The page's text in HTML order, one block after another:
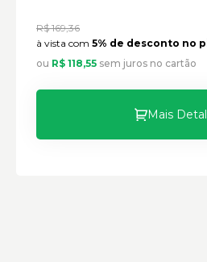
R$ 169,36
à vista com 5% de desconto no
ou R$ 118,55 sem juros no cartão
Mais